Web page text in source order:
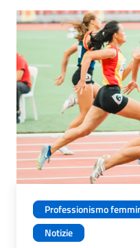
Professionismo
Notizie